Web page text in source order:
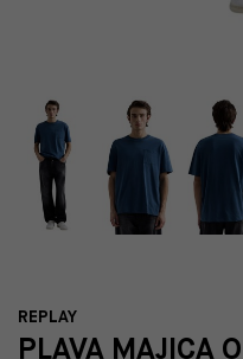
REPLAY
PLAVA MAJICA